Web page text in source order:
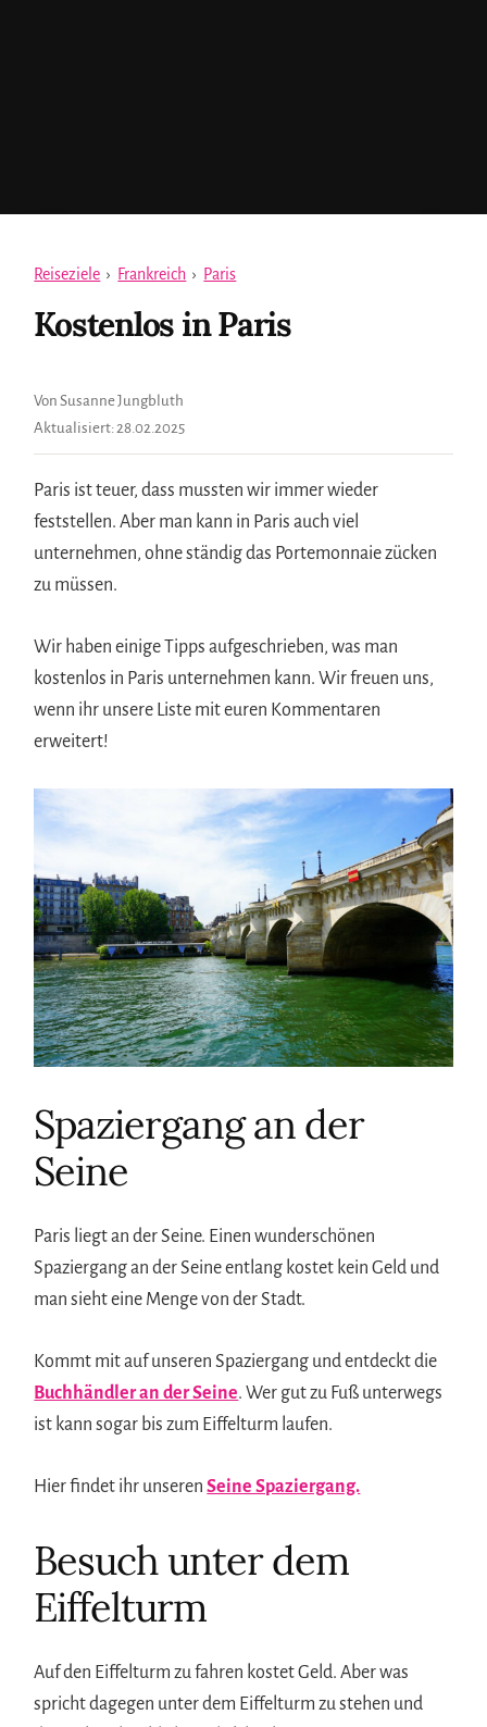
Reiseziele › Frankreich › Paris
Kostenlos in Paris
Von Susanne Jungbluth
Aktualisiert: 28.02.2025
Paris ist teuer, dass mussten wir immer wieder
feststellen. Aber man kann in Paris auch viel
unternehmen, ohne ständig das Portemonnaie zücken
zu müssen.
Wir haben einige Tipps aufgeschrieben, was man
kostenlos in Paris unternehmen kann. Wir freuen uns,
wenn ihr unsere Liste mit euren Kommentaren
erweitert!
Spaziergang an der
Seine
Paris liegt an der Seine. Einen wunderschönen
Spaziergang an der Seine entlang kostet kein Geld und
man sieht eine Menge von der Stadt.
Kommt mit auf unseren Spaziergang und entdeckt die
Buchhändler an der Seine. Wer gut zu Fuß unterwegs
ist kann sogar bis zum Eiffelturm laufen.
Hier findet ihr unserenSeine Spaziergang.
Besuch unter dem
Eiffelturm
Auf den Eiffelturm zu fahren kostet Geld. Aber was
spricht dagegen unter dem Eiffelturm zu stehen und